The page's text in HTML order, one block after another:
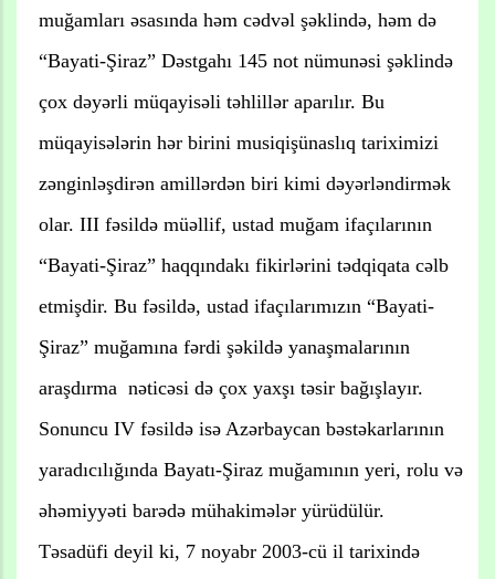
muğamları əsasında həm cədvəl şəklində, həm də
“Bayati-Şiraz” Dəstgahı 145 not nümunəsi şəklində
çox dəyərli müqayisəli təhlillər aparılır. Bu
müqayisələrin hər birini musiqişünaslıq tariximizi
zənginləşdirən amillərdən biri kimi dəyərləndirmək
olar. III fəsildə müəllif, ustad muğam ifaçılarının
“Bayati-Şiraz” haqqındakı fikirlərini tədqiqata cəlb
etmişdir. Bu fəsildə, ustad ifaçılarımızın “Bayati-
Şiraz” muğamına fərdi şəkildə yanaşmalarının
araşdırma nəticəsi də çox yaxşı təsir bağışlayır.
Sonuncu IV fəsildə isə Azərbaycan bəstəkarlarının
yaradıcılığında Bayatı-Şiraz muğamının yeri, rolu və
əhəmiyyəti barədə mühakimələr yürüdülür.
Təsadüfi deyil ki, 7 noyabr 2003-cü il tarixində